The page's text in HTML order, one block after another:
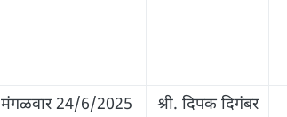
मंगळवार 24/6/2025
श्री. दिपक दिगंबर